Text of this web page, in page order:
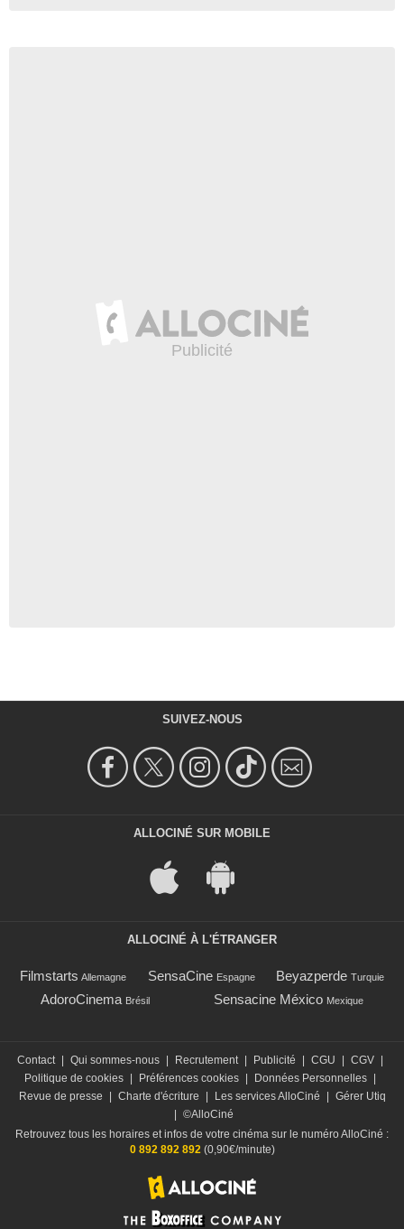
SUIVEZ-NOUS
ALLOCINÉ SUR MOBILE
ALLOCINÉ À L'ÉTRANGER
Filmstarts Allemagne SensaCine Espagne Beyazperde Turquie
AdoroCinema Brésil Sensacine México Mexique
Contact Qui sommes-nous Recrutement Publicité CGU CGV
Politique de cookies
Préférences cookies Données Personnelles
Revue de presse
Charte d'écriture Les services AlloCiné
Gérer Utiq
©AlloCiné
Retrouvez tous les horaires et infos de votre cinéma sur le numéro AlloCiné :
0 892 892 892(0,90€/minute)